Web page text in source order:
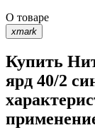
О товаре
xmark
Купить
ярд 40/2